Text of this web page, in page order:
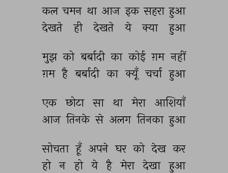
कल चमन था आज इक सहरा हुआ
देखते
ही देखते ये क्या हुआ
मुझ को बर्बादी का कोई ग़म नहीं
ग़म है बर्बादी का क्यूँ चर्चा हुआ
एक छोटा सा था मेरा
आशियाँ
आज तिनके से अलग तिनका हुआ
सोचता हूँ अपने घर को देख कर
हो न हो ये है मेरा देखा हुआ